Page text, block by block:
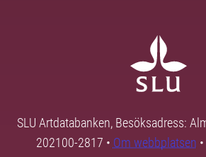
SLU Artdatabanken, Besöksadress:
202100-2817 • Om webbplatsen •